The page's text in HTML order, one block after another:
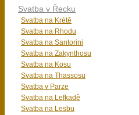
Svatba v Řecku
Svatba na Krétě
Svatba na Rhodu
Svatba na Santorini
Svatba na Zakynthosu
Svatba na Kosu
Svatba na Thassosu
Svatba v Parze
Svatba na Lefkadě
Svatba na Lesbu